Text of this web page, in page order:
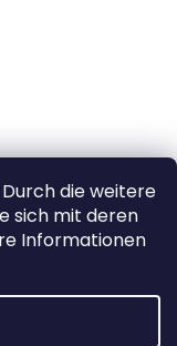
die weitere
sich mit deren
Informationen